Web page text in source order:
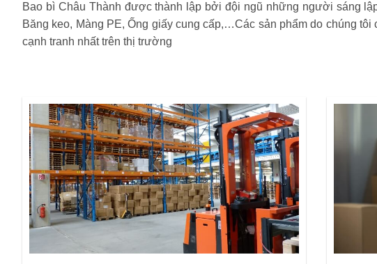
Bao bì Châu Thành được thành lập bởi đội ngũ những người sáng
Băng keo, Màng PE, Ống giấy cung cấp,…Các sản phẩm do chúng
cạnh tranh nhất trên thị trường